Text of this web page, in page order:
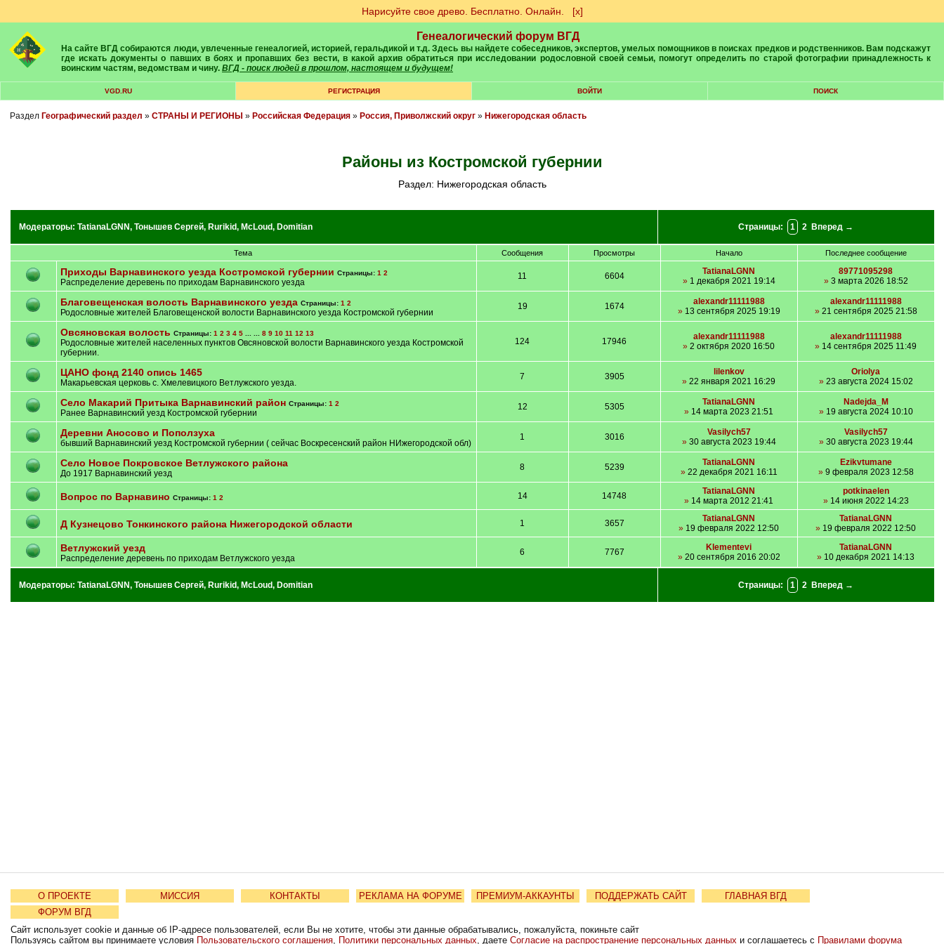
Нарисуйте свое древо. Бесплатно. Онлайн. [х]
Генеалогический форум ВГД
На сайте ВГД собираются люди, увлеченные генеалогией, историей, геральдикой и т.д. Здесь вы найдете собеседников, экспертов, умелых помощников в поисках предков и родственников. Вам подскажут
где искать документы о павших в боях и пропавших без вести, в какой архив обратиться при исследовании родословной своей семьи, помогут определить по старой фотографии принадлежность к
воинским частям, ведомствам и чину. ВГД - поиск людей в прошлом, настоящем и будущем!
VGD.RU РЕГИСТРАЦИЯ ВОЙТИ ПОИСК
Раздел Географический раздел » СТРАНЫ И РЕГИОНЫ » Российская Федерация» Россия, Приволжский округ» Нижегородская область
Районы из Костромской губернии
Раздел: Нижегородская область
Модераторы: TatianaLGNN, Тонышев Сергей, Rurikid, McLoud, Domitian Страницы: 1 2 Вперед →
Тема Сообщения Просмотры Начало Последнее сообщение
Приходы Варнавинского уезда Костромской губернии Страницы: 1 2
Распределение деревень по приходам Варнавинского уезда
11 6604
TatianaLGNN
»1 декабря 2021 19:14
89771095298
»3 марта 2026 18:52
Благовещенская волость Варнавинского уезда Страницы: 1 2
Родословные жителей Благовещенской волости Варнавинского уезда Костромской губернии
19 1674
alexandr11111988
»13 сентября 2025 19:19
alexandr11111988
»21 сентября 2025 21:58
Овсяновская волость Страницы: 1 2 3 4 5... ... 8 9 10 11 12 13
Родословные жителей населенных пунктов Овсяновской волости Варнавинского уезда Костромской
губернии.
124 17946
alexandr11111988
» 2 октября 2020 16:50
alexandr11111988
» 14 сентября 2025 11:49
ЦАНО фонд 2140 опись 1465
Макарьевская церковь с. Хмелевицкого Ветлужского уезда.
7 3905
lilenkov
» 22 января 2021 16:29
Oriolya
»23 августа 2024 15:02
Село Макарий Притыка Варнавинский район Страницы: 1 2
Ранее Варнавинский уезд Костромской губернии
12 5305
TatianaLGNN
» 14 марта 2023 21:51
Nadejda_M
»19 августа 2024 10:10
Деревни Аносово и Поползуха
бывший Варнавинский уезд Костромской губернии ( сейчас Воскресенский район НИжегородской обл)
1 3016
Vasilych57
»30 августа 2023 19:44
Vasilych57
»30 августа 2023 19:44
Село Новое Покровское Ветлужского района
До 1917 Варнавинский уезд
8 5239
TatianaLGNN
»22 декабря 2021 16:11
Ezikvtumane
»9 февраля 2023 12:58
Вопрос по Варнавино Страницы: 1 2 14 14748
TatianaLGNN
» 14 марта 2012 21:41
potkinaelen
»14 июня 2022 14:23
Д Кузнецово Тонкинского района Нижегородской области 1 3657
TatianaLGNN
» 19 февраля 2022 12:50
TatianaLGNN
» 19 февраля 2022 12:50
Ветлужский уезд
Распределение деревень по приходам Ветлужского уезда
6 7767
Klementevi
»20 сентября 2016 20:02
TatianaLGNN
» 10 декабря 2021 14:13
Модераторы: TatianaLGNN, Тонышев Сергей, Rurikid, McLoud, Domitian Страницы: 1 2 Вперед →
О ПРОЕКТЕ МИССИЯ КОНТАКТЫ РЕКЛАМА НА ФОРУМЕ ПРЕМИУМ-АККАУНТЫ ПОДДЕРЖАТЬ САЙТ
ГЛАВНАЯ ВГД
ФОРУМ ВГД
Сайт использует cookie и данные об IP-адресе пользователей, если Вы не хотите, чтобы эти данные обрабатывались, пожалуйста, покиньте сайт
Пользуясь сайтом вы принимаете условия Пользовательского соглашения, Политики персональных данных, даете Согласие на распространение персональных данных и соглашаетесь с Правилами форума